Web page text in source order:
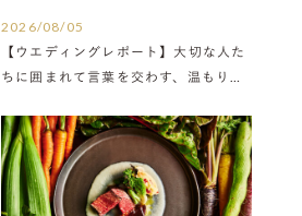
2026/08/05
【ウエディングレポート】大切な人た
ちに囲まれて言葉を交わす、温もりに